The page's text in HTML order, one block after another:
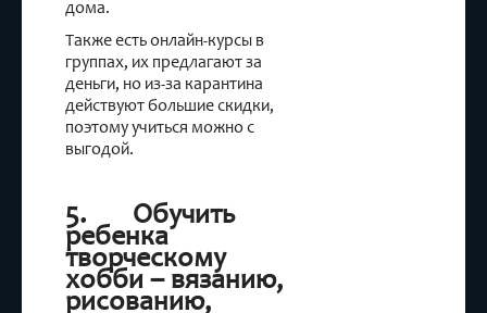
дома.
Также есть онлайн-курсы в
группах, их предлагают за
деньги, но из-за карантина
действуют большие скидки,
поэтому учиться можно с
выгодой.
5. Обучить
ребенка
творческому
хобби – вязанию,
рисованию,